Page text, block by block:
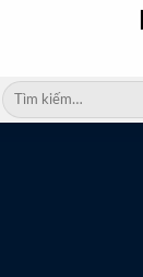
Tìm
kiếm: